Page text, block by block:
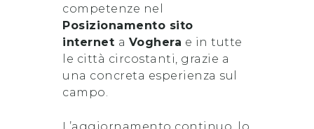
competenze nel
Posizionamento sito
internet a Voghera e in tutte
le città circostanti, grazie a
una concreta esperienza sul
campo.